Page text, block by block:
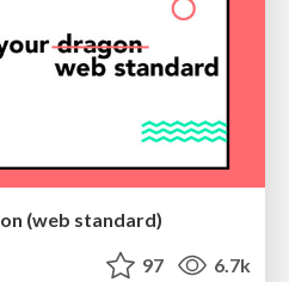
(web standard)
97 6.7k